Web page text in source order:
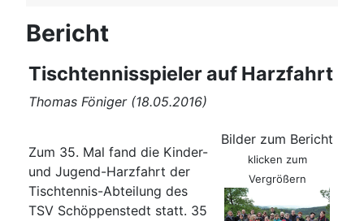
Bericht
Tischtennisspieler auf Harzfahrt
Thomas Föniger (18.05.2016)
Zum 35. Mal fand die Kinder-
und Jugend-Harzfahrt der
Tischtennis-Abteilung des
TSV Schöppenstedt statt. 35
Bilder zum Bericht
klicken zum
Vergrößern